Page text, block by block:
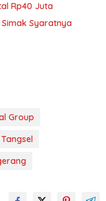
Rp40 Juta
Syaratnya
Group